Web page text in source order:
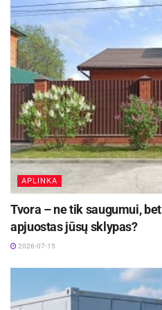
žmogiškuoju
sąlygomis. Tikime, jog
gamyba
ašimi, kuri
bendruomenei judėti
sako D. Simėnas.
APLINKA
Tvora – ne tik saugumui,
apjuostas jūsų sklypas?
2026-07-15